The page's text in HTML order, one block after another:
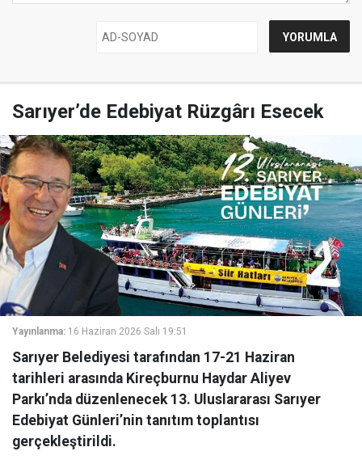
Sarıyer’de Edebiyat Rüzgârı Esecek
Yayınlanma: 16 Haziran 2026 Salı 19:51
Sarıyer Belediyesi tarafından 17-21 Haziran
tarihleri arasında Kireçburnu Haydar Aliyev
Parkı’nda düzenlenecek 13. Uluslararası Sarıyer
Edebiyat Günleri’nin tanıtım toplantısı
gerçekleştirildi.